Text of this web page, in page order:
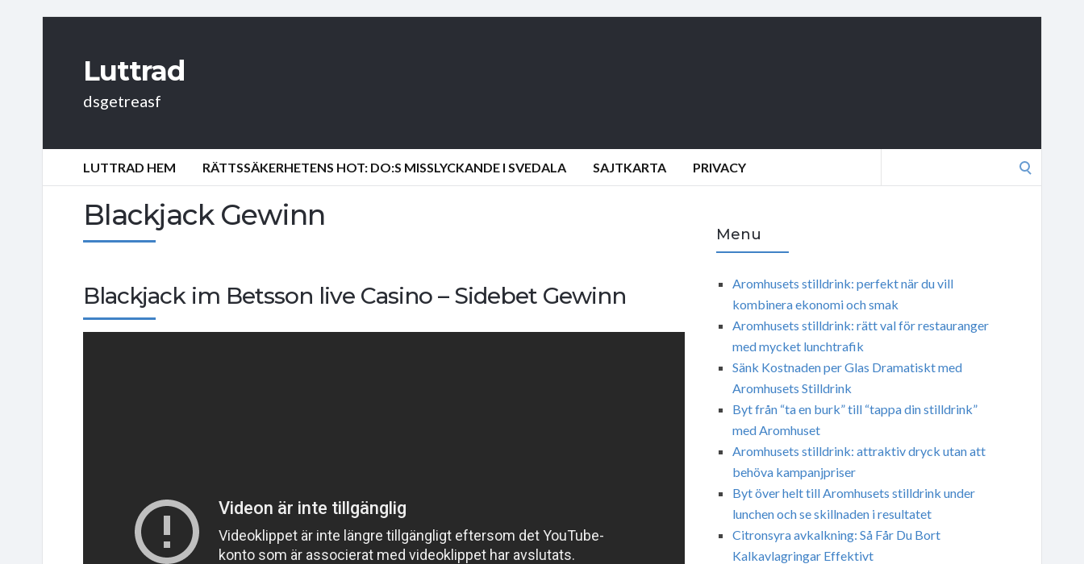
Luttrad
dsgetreasf
LUTTRAD HEM RÄTTSSÄKERHETENS HOT: DO:S MISSLYCKANDE I SVEDALA SAJTKARTA PRIVACY
Blackjack Gewinn
Blackjack im Betsson live Casino – Sidebet Gewinn
Menu
Aromhusets stilldrink: perfekt när du vill
kombinera ekonomi och smak
Aromhusets stilldrink: rätt val för restauranger
med mycket lunchtrafik
Sänk Kostnaden per Glas Dramatiskt med
Aromhusets Stilldrink
Byt från “ta en burk” till “tappa din stilldrink”
med Aromhuset
Aromhusets stilldrink: attraktiv dryck utan att
behöva kampanjpriser
Byt över helt till Aromhusets stilldrink under
lunchen och se skillnaden i resultatet
Citronsyra avkalkning: Så Får Du Bort
Kalkavlagringar Effektivt